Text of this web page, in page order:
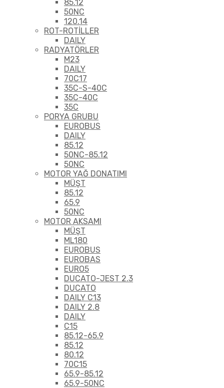
85.12
50NC
120.14
ROT-ROTİLLER
DAILY
RADYATÖRLER
M23
DAILY
70C17
35C-S-40C
35C-40C
35C
PORYA GRUBU
EUROBUS
DAILY
85.12
50NC-85.12
50NC
MOTOR YAĞ DONATIMI
MÜŞT
85.12
65.9
50NC
MOTOR AKSAMI
MÜŞT
ML180
EUROBUS
EUROBAS
EURO5
DUCATO-JEST 2.3
DUCATO
DAILY C13
DAILY 2.8
DAILY
C15
85.12-65.9
85.12
80.12
70C15
65.9-85.12
65.9-50NC